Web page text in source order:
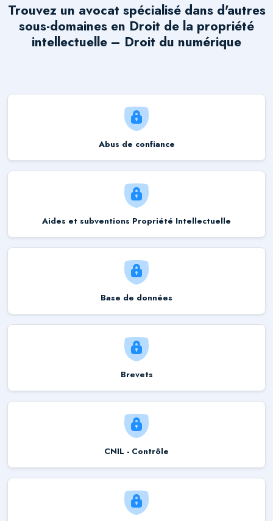
Trouvez un avocat spécialisé dans d'autres
sous-domaines en Droit de la propriété
intellectuelle – Droit du numérique
Abus de confiance
Aides et subventions Propriété Intellectuelle
Base de données
Brevets
CNIL - Contrôle